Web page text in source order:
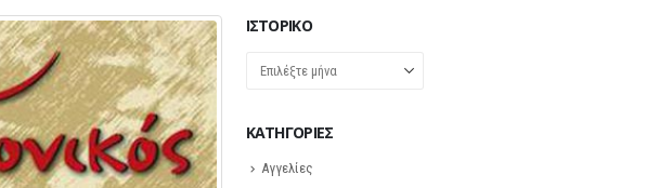
ΙΣΤΟΡΙΚΌ
Ιστορικό
KΑΤΗΓΟΡΊΕΣ
Αγγελίες